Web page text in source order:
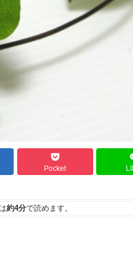
Pocket
約4分で読めます。